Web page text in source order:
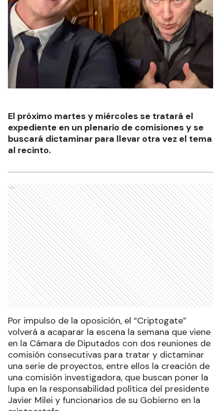
El próximo martes y miércoles se tratará el
expediente en un plenario de comisiones y se
buscará dictaminar para llevar otra vez el tema
al recinto.
Ads
Por impulso de la oposición, el “Criptogate”
volverá a acaparar la escena la semana que viene
en la Cámara de Diputados con dos reuniones de
comisión consecutivas para tratar y dictaminar
una serie de proyectos, entre ellos la creación de
una comisión investigadora, que buscan poner la
lupa en la responsabilidad política del presidente
Javier Milei y funcionarios de su Gobierno en la